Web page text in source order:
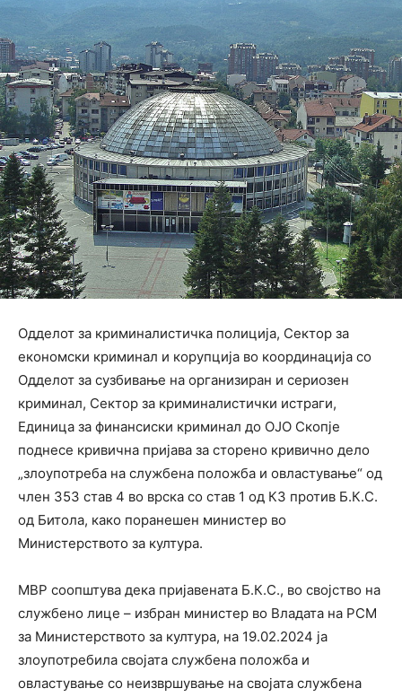
Одделот за криминалистичка полиција, Сектор за
економски криминал и корупција во координација со
Одделот за сузбивање на организиран и сериозен
криминал, Сектор за криминалистички истраги,
Единица за финансиски криминал до ОЈО Скопје
поднесе кривична пријава за сторено кривично дело
„злоупотреба на службена положба и овластување“ од
член 353 став 4 во врска со став 1 од КЗ против Б.К.С.
од Битола, како поранешен министер во
Министерството за култура.
МВР соопштува дека пријавената Б.К.С., во својство на
службено лице – избран министер во Владата на РСМ
за Министерството за култура, на 19.02.2024 ја
злоупотребила својата службена положба и
овластување со неизвршување на својата службена